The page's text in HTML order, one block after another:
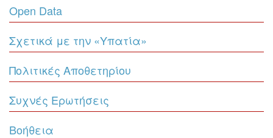
Open Data
Σχετικά με την «Υπατία»
Πολιτικές Αποθετηρίου
Συχνές Ερωτήσεις
Βοήθεια